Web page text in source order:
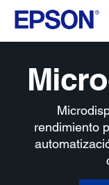
rendimiento